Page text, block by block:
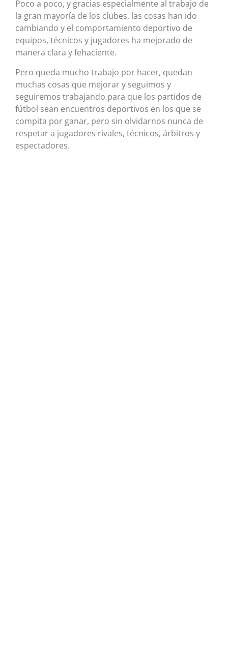
Poco a poco, y gracias especialmente al trabajo de
la gran mayoría de los clubes, las cosas han ido
cambiando y el comportamiento deportivo de
equipos, técnicos y jugadores ha mejorado de
manera clara y fehaciente.
Pero queda mucho trabajo por hacer, quedan
muchas cosas que mejorar y seguimos y
seguiremos trabajando para que los partidos de
fútbol sean encuentros deportivos en los que se
compita por ganar, pero sin olvidarnos nunca de
respetar a jugadores rivales, técnicos, árbitros y
espectadores.